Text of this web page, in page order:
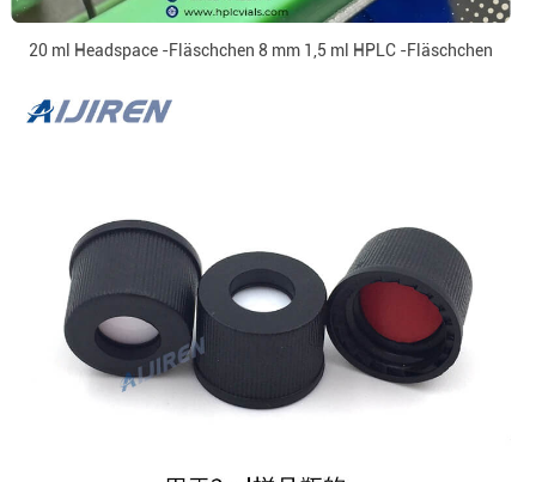
20 ml Headspace -Fläschchen 8 mm 1,5 ml HPLC -Fläschchen